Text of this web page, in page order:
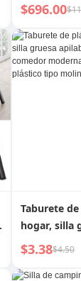
$696.00
Taburete
hogar, silla
redonda,
moderna y
alto de
$3.38$4.50